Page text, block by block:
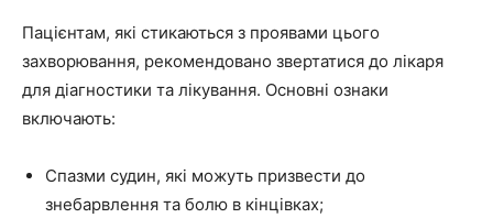
Пацієнтам, які стикаються з проявами цього
захворювання, рекомендовано звертатися до лікаря
для діагностики та лікування. Основні ознаки
включають:
Спазми судин, які можуть призвести до
знебарвлення та болю в кінцівках;